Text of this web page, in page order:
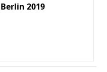
Berlin 2019